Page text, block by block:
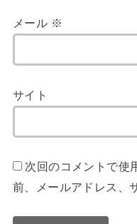
メール ※
サイト
次回のコメントで使
前、メールアドレス、